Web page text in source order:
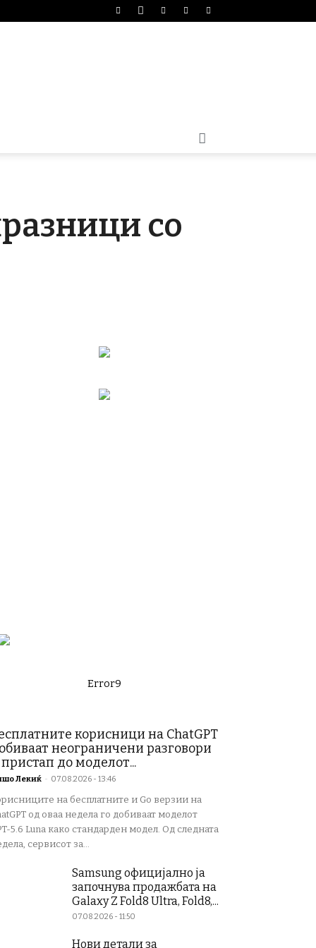
со
Error9
корисници на ChatGPT
неограничени разговори
до моделот...
Лекиќ - 07.08.2026 - 13:46
на бесплатните и Go верзии на
од оваа недела го добиваат моделот
5.6 Luna како стандарден модел. Од следната
сервисот за...
Samsung официјално ја
започнува продажбата на
Galaxy Z Fold8 Ultra, Fold8,...
07.08.2026 - 11:50
Нови детали за